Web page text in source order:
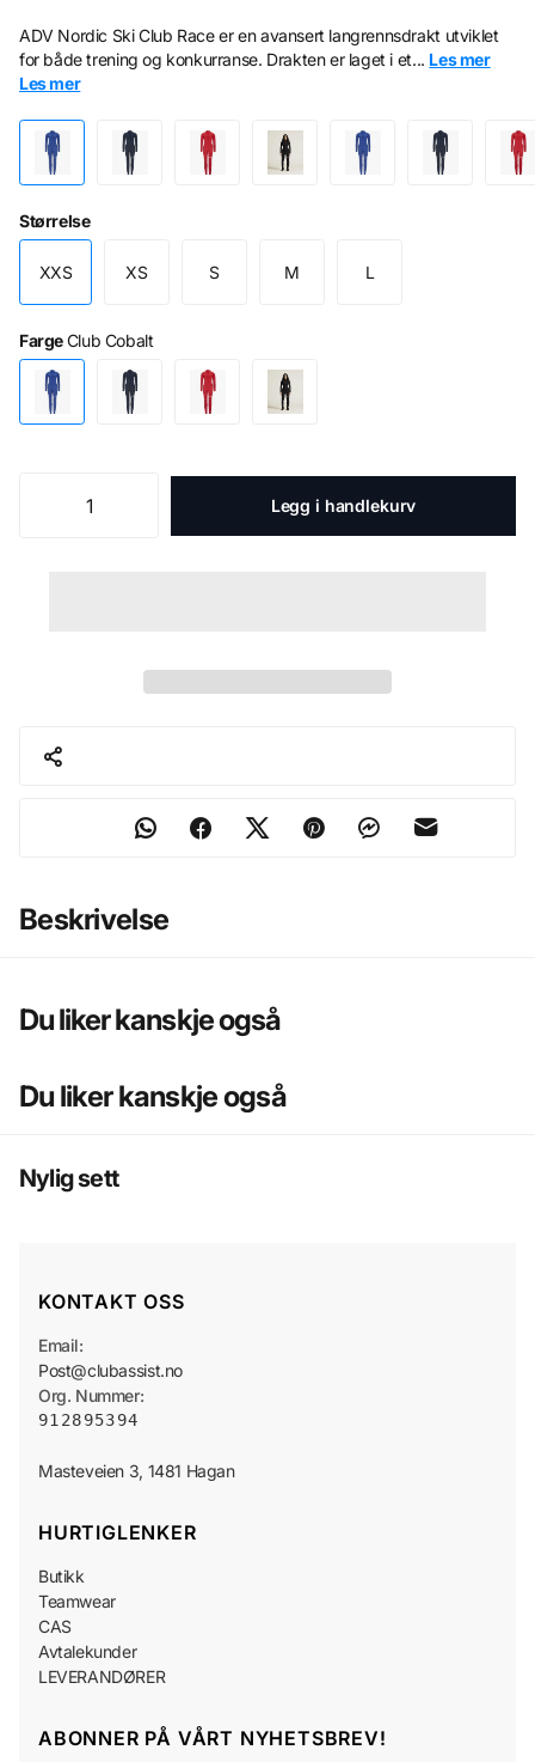
ADV Nordic Ski Club Race er en avansert langrennsdrakt utviklet
for både trening og konkurranse. Drakten er laget i et... Les mer
Les mer
Størrelse
XXS XS S M L
FargeClub Cobalt
Legg i handlekurv
Beskrivelse
Du liker kanskje også
Du liker kanskje også
Nylig sett
KONTAKT OSS
Email:
Post@clubassist.no
Org. Nummer:
912895394
Masteveien 3, 1481 Hagan
HURTIGLENKER
Butikk
Teamwear
CAS
Avtalekunder
LEVERANDØRER
ABONNER PÅ VÅRT NYHETSBREV!